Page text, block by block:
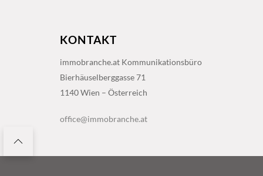
KONTAKT
immobranche.at Kommunikationsbüro
Bierhäuselberggasse 71
1140 Wien – Österreich
office@immobranche.at